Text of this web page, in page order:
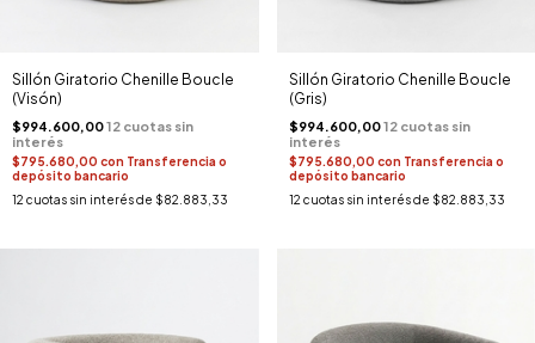
Sillón Giratorio Chenille Boucle
(Visón)
$994.600,00
$795.680,00 con Transferencia o
depósito bancario
12 cuotas sin interés de $82.883,33
Sillón Giratorio Chenille Boucle
(Gris)
$994.600,00
$795.680,00 con Transferencia o
depósito bancario
12 cuotas sin interés de $82.883,33